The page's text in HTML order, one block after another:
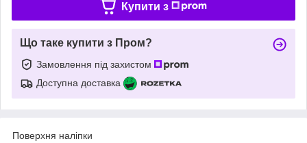
Купити з
Що таке купити з Пром?
Замовлення під захистом
Доступна доставка
Поверхня наліпки